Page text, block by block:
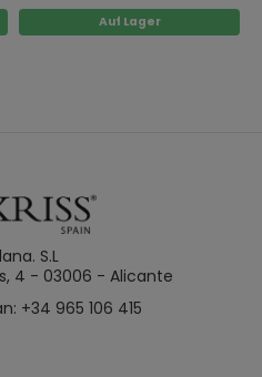
Auf Lager
S.L
4 - 03006 - Alicante
+34 965 106 415